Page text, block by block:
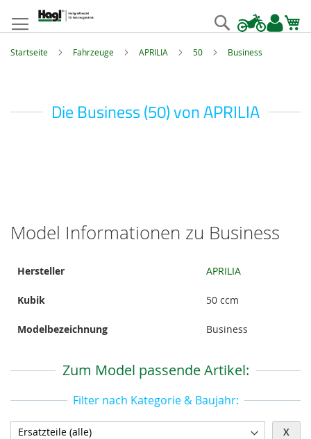
springen
Suche
Startseite Fahrzeuge APRILIA 50 Business
Die Business (50) von APRILIA
Model Informationen zu Business
Informationen
Hersteller APRILIA
Kubik 50 ccm
Modelbezeichnung Business
Zum Model passende Artikel:
Filter nach Kategorie & Baujahr:
X